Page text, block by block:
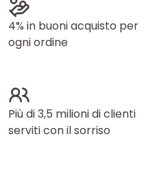
4% in buoni acquisto per
ogni ordine
Più di 3,5 milioni di clienti
serviti con il sorriso